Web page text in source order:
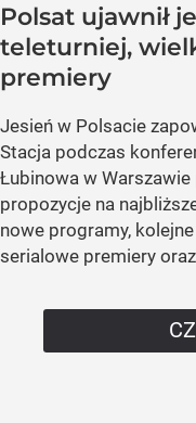
Polsat ujawnił
teleturniej,
premiery
Jesień w Polsacie
Stacja podczas
Łubinowa w
propozycje na
nowe programy,
serialowe premiery